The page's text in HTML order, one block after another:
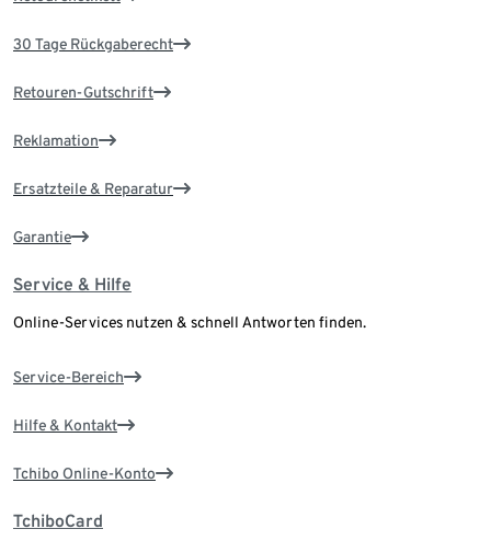
30 Tage Rückgaberecht
Retouren-Gutschrift
Reklamation
Ersatzteile & Reparatur
Garantie
Service & Hilfe
Online-Services nutzen & schnell Antworten finden.
Service-Bereich
Hilfe & Kontakt
Tchibo Online-Konto
TchiboCard